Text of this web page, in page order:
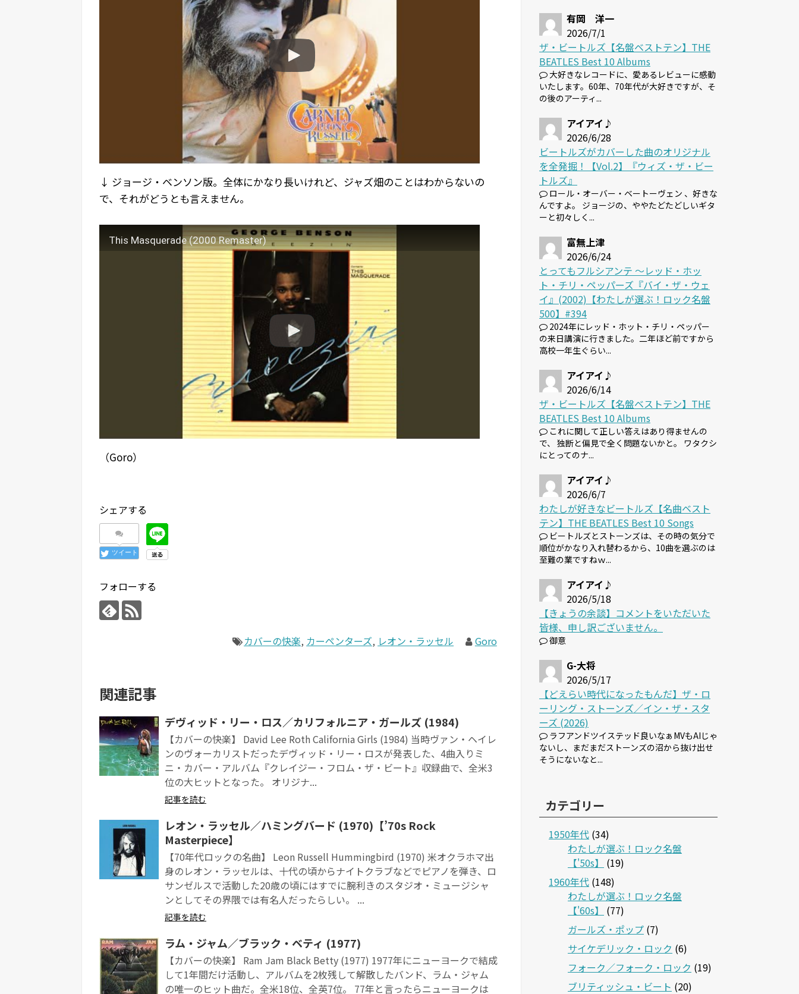
↓ ジョージ・ベンソン版。全体にかなり長いけれど、ジャズ畑のことはわからないの
で、それがどうとも言えません。
This Masquerade (2000 Remaster)
（Goro）
シェアする
ツイート
フォローする
カバーの快楽, カーペンターズ, レオン・ラッセル Goro
関連記事
デヴィッド・リー・ロス／カリフォルニア・ガールズ (1984)
【カバーの快楽】 David Lee Roth California Girls (1984) 当時ヴァン・ヘイレ
ンのヴォーカリストだったデヴィッド・リー・ロスが発表した、4曲入りミ
ニ・カバー・アルバム『クレイジー・フロム・ザ・ビート』収録曲で、全米3
位の大ヒットとなった。 オリジナ...
記事を読む
レオン・ラッセル／ハミングバード (1970)【’70s Rock
Masterpiece】
【70年代ロックの名曲】 Leon Russell Hummingbird (1970) 米オクラホマ出
身のレオン・ラッセルは、十代の頃からナイトクラブなどでピアノを弾き、ロ
サンゼルスで活動した20歳の頃にはすでに腕利きのスタジオ・ミュージシャ
ンとしてその界隈では有名人だったらしい。 ...
記事を読む
ラム・ジャム／ブラック・ベティ (1977)
【カバーの快楽】 Ram Jam Black Betty (1977) 1977年にニューヨークで結成
して1年間だけ活動し、アルバムを2枚残して解散したバンド、ラム・ジャム
の唯一のヒット曲だ。全米18位、全英7位。 77年と言ったらニューヨークは
有岡 洋一
2026/7/1
ザ・ビートルズ【名盤ベストテン】THE
BEATLES Best 10 Albums
大好きなレコードに、愛あるレビューに感動
いたします。60年、70年代が大好きですが、そ
の後のアーティ...
アイアイ♪
2026/6/28
ビートルズがカバーした曲のオリジナル
を全発掘！【Vol.2】『ウィズ・ザ・ビー
トルズ』
ロール・オーバー・ベートーヴェン 、好きな
んですよ。 ジョージの、ややたどたどしいギタ
ーと初々しく...
富無上津
2026/6/24
とってもフルシアンテ 〜レッド・ホッ
ト・チリ・ペッパーズ『バイ・ザ・ウェ
イ』(2002)【わたしが選ぶ！ロック名盤
500】#394
2024年にレッド・ホット・チリ・ペッパー
の来日講演に行きました。二年ほど前ですから
高校一年生ぐらい...
アイアイ♪
2026/6/14
ザ・ビートルズ【名盤ベストテン】THE
BEATLES Best 10 Albums
これに関して正しい答えはあり得ませんの
で、 独断と偏見で全く問題ないかと。 ワタクシ
にとってのナ...
アイアイ♪
2026/6/7
わたしが好きなビートルズ【名曲ベスト
テン】THE BEATLES Best 10 Songs
ビートルズとストーンズは、その時の気分で
順位がかなり入れ替わるから、10曲を選ぶのは
至難の業ですねｗ...
アイアイ♪
2026/5/18
【きょうの余談】コメントをいただいた
皆様、申し訳ございません。
御意
G-大将
2026/5/17
【どえらい時代になったもんだ】ザ・ロ
ーリング・ストーンズ／イン・ザ・スタ
ーズ (2026)
ラフアンドツイステッド良いなぁMVもAIじゃ
ないし、まだまだストーンズの沼から抜け出せ
そうにないなと...
カテゴリー
1950年代 (34)
わたしが選ぶ！ロック名盤
【'50s】
(19)
1960年代 (148)
わたしが選ぶ！ロック名盤
【'60s】
(77)
ガールズ・ポップ (7)
サイケデリック・ロック (6)
フォーク／フォーク・ロック (19)
ブリティッシュ・ビート (20)